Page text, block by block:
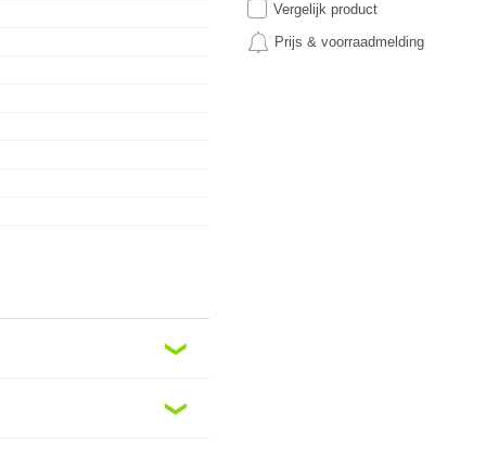
❮
❮
Vergelijk product
Prijs & voorraadmelding